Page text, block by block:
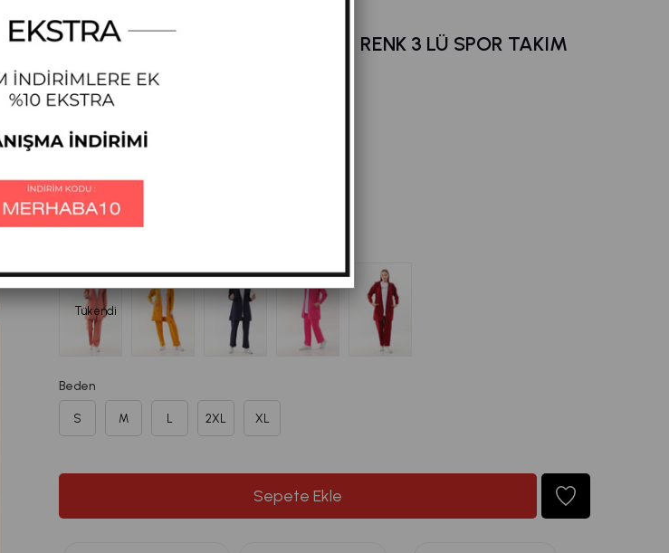
KADIN KABARTMA BASKILI SIYAH RENK 3 LÜ SPOR TAKIM
STOK KODU (655)
+DAHA FAZLA
%35
₺3.780,46
ÜYE OL SEPETTE
Tükendi
Beden
S M L 2XL XL